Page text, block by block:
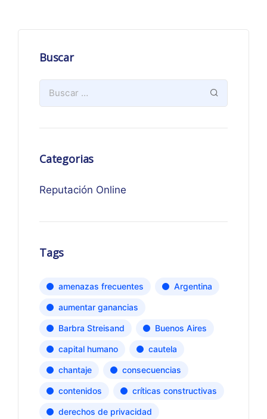
Buscar
Categorias
Reputación Online
Tags
amenazas frecuentes Argentina
aumentar ganancias
Barbra Streisand Buenos Aires
capital humano cautela
chantaje consecuencias
contenidos críticas constructivas
derechos de privacidad